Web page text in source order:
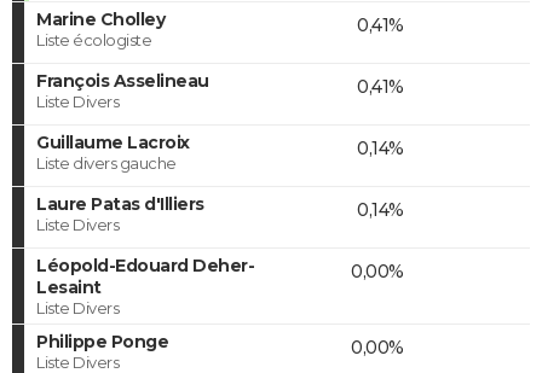
Marine Cholley
Liste écologiste
0,41%
François Asselineau
Liste Divers
0,41%
Guillaume Lacroix
Liste divers gauche
0,14%
Laure Patas d'Illiers
Liste Divers
0,14%
Léopold-Edouard Deher-
Lesaint
Liste Divers
0,00%
Philippe Ponge
Liste Divers
0,00%